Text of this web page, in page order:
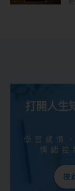
打開人生
學習感情
情緒控
按